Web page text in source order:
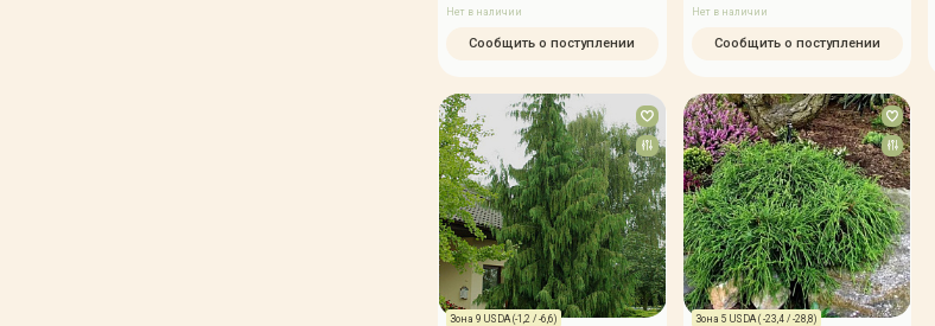
Нет в наличии
Сообщить о поступлении
Нет в наличии
Сообщить о поступлении
Зона 9 USDA (-1,2 / -6,6) Зона 5 USDA ( -23,4 / -28,8)